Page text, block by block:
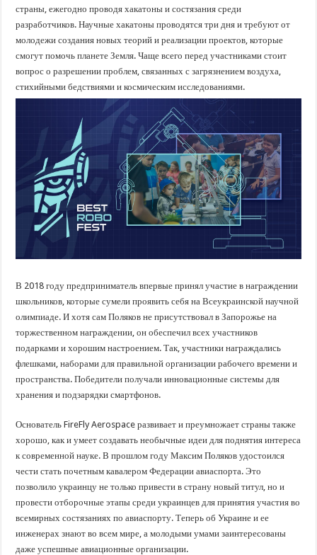
страны, ежегодно проводя хакатоны и состязания среди
разработчиков. Научные хакатоны проводятся три дня и требуют от
молодежи создания новых теорий и реализации проектов, которые
смогут помочь планете Земля. Чаще всего перед участниками стоит
вопрос о разрешении проблем, связанных с загрязнением воздуха,
стихийными бедствиями и космическим исследованиями.
В 2018 году предприниматель впервые принял участие в награждении
школьников, которые сумели проявить себя на Всеукраинской научной
олимпиаде. И хотя сам Поляков не присутствовал в Запорожье на
торжественном награждении, он обеспечил всех участников
подарками и хорошим настроением. Так, участники награждались
флешками, наборами для правильной организации рабочего времени и
пространства. Победители получали инновационные системы для
хранения и подзарядки смартфонов.
Основатель FireFly Aerospace развивает и преумножает страны также
хорошо, как и умеет создавать необычные идеи для поднятия интереса
к современной науке. В прошлом году Максим Поляков удостоился
чести стать почетным кавалером Федерации авиаспорта. Это
позволило украинцу не только привести в страну новый титул, но и
провести отборочные этапы среди украинцев для принятия участия во
всемирных состязаниях по авиаспорту. Теперь об Украине и ее
инженерах знают во всем мире, а молодыми умами заинтересованы
даже успешные авиационные организации.